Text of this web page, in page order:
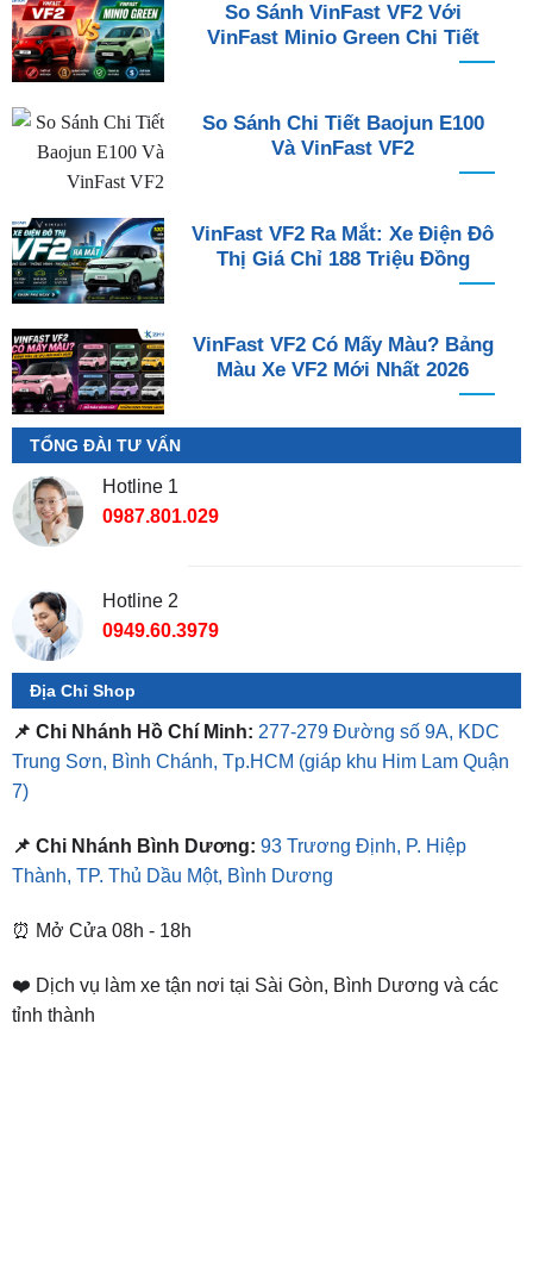
So Sánh VinFast VF2 Với
VinFast Minio Green Chi Tiết
So Sánh Chi Tiết Baojun E100
Và VinFast VF2
VinFast VF2 Ra Mắt: Xe Điện Đô
Thị Giá Chỉ 188 Triệu Đồng
VinFast VF2 Có Mấy Màu? Bảng
Màu Xe VF2 Mới Nhất 2026
TỔNG ĐÀI TƯ VẤN
Hotline 1
0987.801.029
Hotline 2
0949.60.3979
Địa Chỉ Shop
📌 Chi Nhánh Hồ Chí Minh: 277-279 Đường số 9A, KDC
Trung Sơn, Bình Chánh, Tp.HCM (giáp khu Him Lam Quận
7)
📌 Chi Nhánh Bình Dương: 93 Trương Định, P. Hiệp
Thành, TP. Thủ Dầu Một, Bình Dương
⏰ Mở Cửa 08h - 18h
❤️ Dịch vụ làm xe tận nơi tại Sài Gòn, Bình Dương và các
tỉnh thành